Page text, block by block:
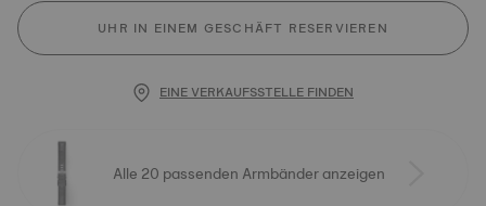
UHR IN EINEM GESCHÄFT RESERVIEREN
EINE VERKAUFSSTELLE FINDEN
Alle 20 passenden Armbänder anzeigen